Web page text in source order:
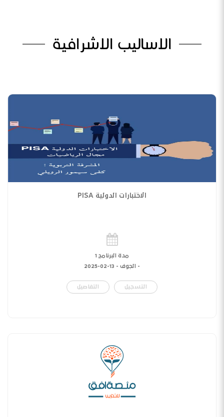
الاساليب الاشرافية
الاختبارات الدولية PISA
مدة البرنامج 1
- الجوف - 13-02-2025
التسجيل التفاصيل